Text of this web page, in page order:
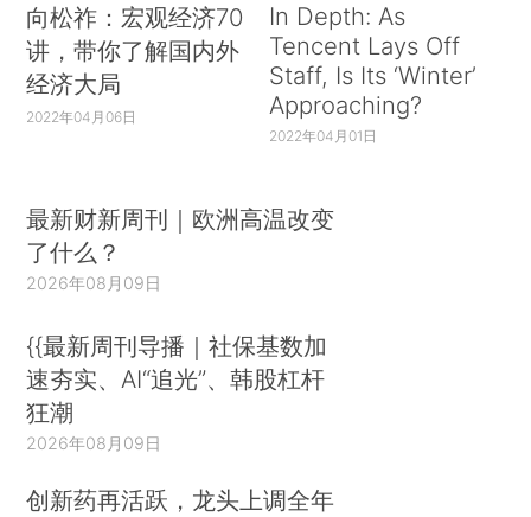
向松祚：宏观经济70
讲，带你了解国内外
经济大局
2022年04月06日
In Depth: As
Tencent Lays Off
Staff, Is Its ‘Winter’
Approaching?
2022年04月01日
最新财新周刊｜欧洲高温改变
了什么？
2026年08月09日
{{最新周刊导播｜社保基数加
速夯实、AI“追光”、韩股杠杆
狂潮
2026年08月09日
创新药再活跃，龙头上调全年